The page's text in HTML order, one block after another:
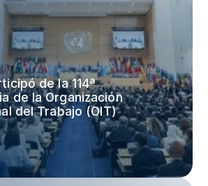
de la 114ª
de la Organización
del Trabajo (OIT)